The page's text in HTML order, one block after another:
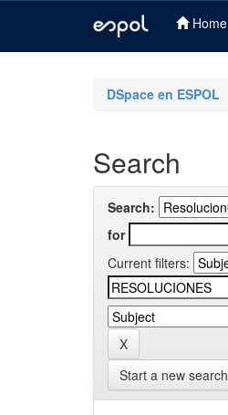
Home
DSpace en ESPOL
Search
Search:
for
Current filters:
Start a new search